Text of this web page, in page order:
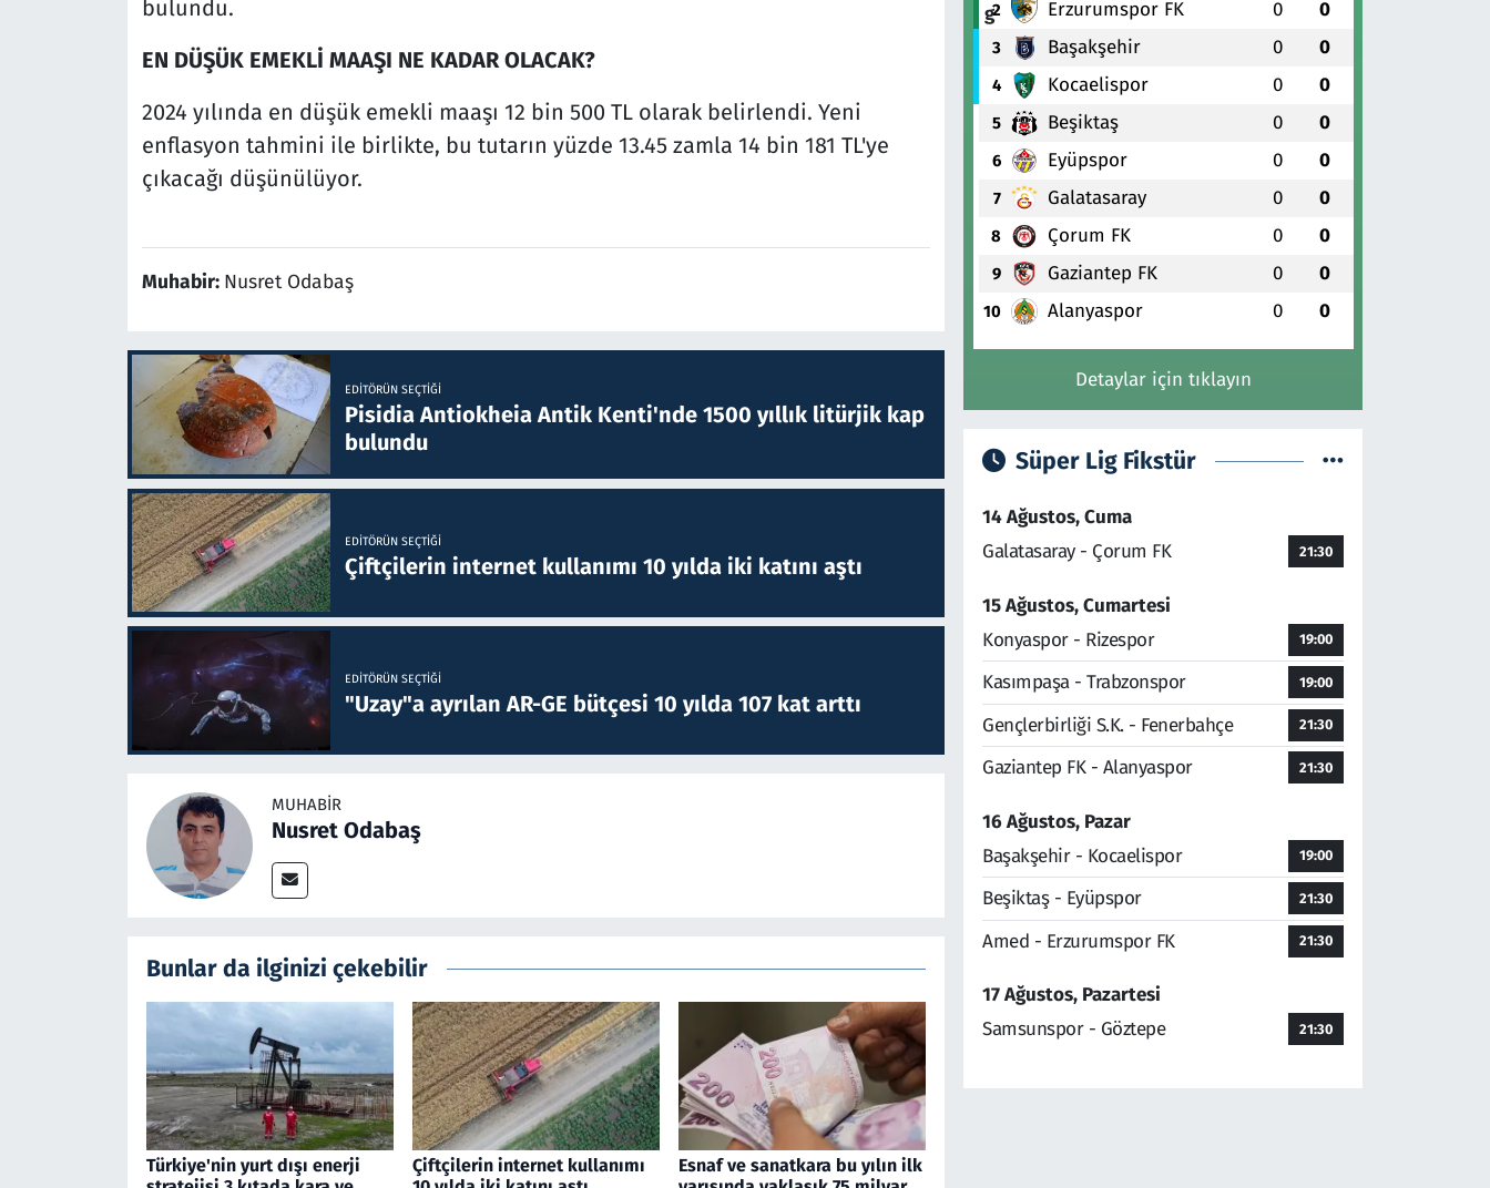
bulundu.
EN DÜŞÜK EMEKLİ MAAŞI NE KADAR OLACAK?
2024 yılında en düşük emekli maaşı 12 bin 500 TL olarak belirlendi. Yeni
enflasyon tahmini ile birlikte, bu tutarın yüzde 13.45 zamla 14 bin 181 TL'ye
çıkacağı düşünülüyor.
Muhabir: Nusret Odabaş
EDITÖRÜN SEÇTIĞI
Pisidia Antiokheia Antik Kenti'nde 1500 yıllık litürjik kap
bulundu
EDITÖRÜN SEÇTIĞI
Çiftçilerin internet kullanımı 10 yılda iki katını aştı
EDITÖRÜN SEÇTIĞI
"Uzay"a ayrılan AR-GE bütçesi 10 yılda 107 kat arttı
MUHABIR
Nusret Odabaş
Bunlar da ilginizi çekebilir
Türkiye'nin yurt dışı enerji
Çiftçilerin internet kullanımı
Esnaf ve sanatkara bu yılın ilk
2 Erzurumspor FK 0 0
3 Başakşehir 0 0
4 Kocaelispor 0 0
5 Beşiktaş 0 0
6 Eyüpspor 0 0
7 Galatasaray 0 0
8 Çorum FK 0 0
9 Gaziantep FK 0 0
10 Alanyaspor 0 0
Detaylar için tıklayın
Süper Lig Fikstür
14 Ağustos, Cuma
Galatasaray - Çorum FK
21:30
15 Ağustos, Cumartesi
Konyaspor - Rizespor
19:00
Kasımpaşa - Trabzonspor 19:00
Gençlerbirliği S.K. - Fenerbahçe 21:30
Gaziantep FK - Alanyaspor 21:30
16 Ağustos, Pazar
Başakşehir - Kocaelispor
19:00
Beşiktaş - Eyüpspor 21:30
Amed - Erzurumspor FK 21:30
17 Ağustos, Pazartesi
Samsunspor - Göztepe
21:30